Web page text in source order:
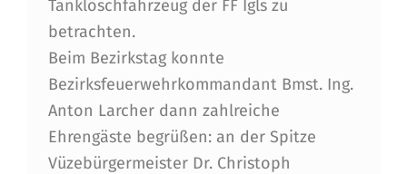
B
E
Z
I
R
Tanklöschfahrzeug der FF Igls zu
betrachten.
Beim Bezirkstag konnte
Bezirksfeuerwehrkommandant Bmst. Ing.
Anton Larcher dann zahlreiche
Ehrengäste begrüßen: an der Spitze
Vüzebürgermeister Dr. Christoph